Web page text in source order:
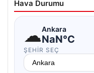
Hava Durumu
☁Ankara
NaN°C
ŞEHIR SEÇ